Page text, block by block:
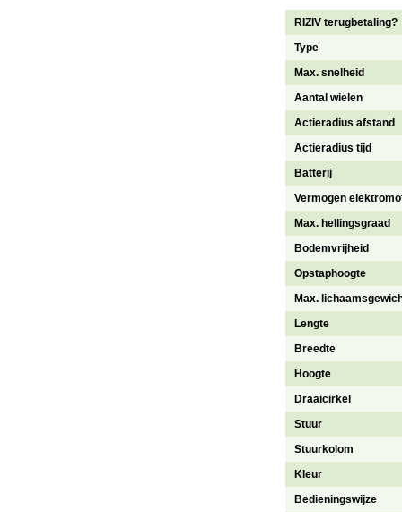
RIZIV terugbetaling?
Type
Max. snelheid
Aantal wielen
Actieradius afstand
Actieradius tijd
Batterij
Vermogen
Max. hellingsgraad
Bodemvrijheid
Opstaphoogte
Max.
Lengte
Breedte
Hoogte
Draaicirkel
Stuur
Stuurkolom
Kleur
Bedieningswijze